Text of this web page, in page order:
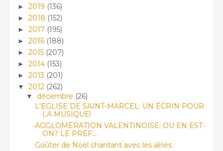
► 2019 (136)
► 2018 (152)
► 2017 (195)
► 2016 (188)
► 2015 (207)
► 2014 (153)
► 2013 (201)
▼ 2012 (262)
▼ décembre (26)
L'EGLISE DE SAINT-MARCEL: UN ÉCRIN POUR
LA MUSIQUE!
AGGLOMÉRATION VALENTINOISE: OU EN EST-
ON? LE PRÉF...
Goûter de Noël chantant avec les aînés